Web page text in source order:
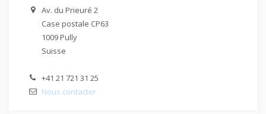
Av. du Prieuré 2
Case postale CP63
1009 Pully
Suisse
+41 21 721 31 25
Nous contacter